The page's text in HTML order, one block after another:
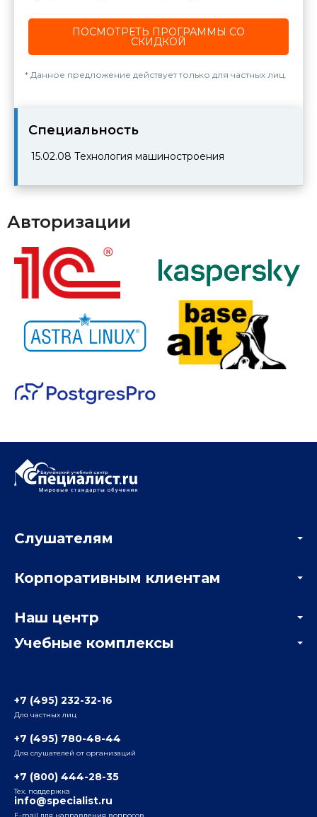
ПОСМОТРЕТЬ ПРОГРАММЫ СО
СКИДКОЙ
Данное предложение действует только для частных лиц.
Cпециальность
15.02.08 Технология машиностроения
Авторизации
Учебные комплексы
Радио
ул. Радио, д.24, корпус 1, 2-й подъезд, 2-й этаж
ул. Воронцовская, д. 35Б, корп.2, 5-й этаж
Слушателям
Мастер-классы и вебинары
Корпоративным клиентам
Отзывы компаний
Наш центр
Информация о центре
+7 (495) 232-32-16
Для частных лиц
+7 (495) 780-48-44
Для слушателей от организаций
+7 (800) 444-28-35
Тех. поддержка
info@specialist.ru
E-mail для направления вопросов